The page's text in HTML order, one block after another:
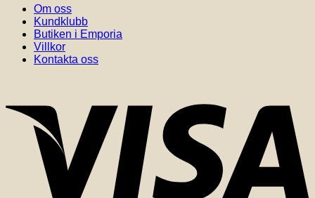
Om oss
Kundklubb
Butiken i Emporia
Villkor
Kontakta oss